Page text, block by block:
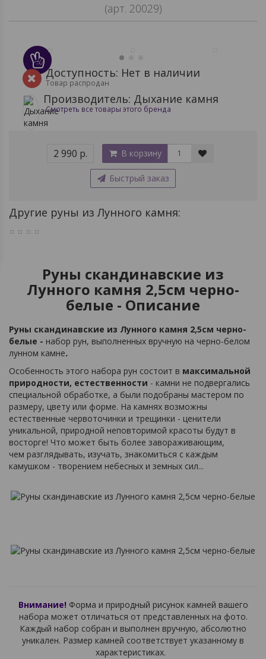
(арт. 20029)
Доступность: Нет в наличии
Товар распродан
Производитель: Дыхание камня
Смотреть все товары этого бренда
2 990 р. В корзину
Быстрый заказ
Другие руны из Лунного камня:
Руны скандинавские из
Лунного камня 2,5см черно-
белые - Описание
Руны скандинавские из Лунного камня 2,5см черно-
белые - набор рун, выполненных вручную на черно-белом
лунном камне.
Особенность этого набора рун состоит в максимальной
природности, естественности - камни не подвергались
специальной обработке, а были подобраны мастером по
размеру, цвету или форме. На камнях возможны
естественные червоточинки и трещинки - ценители
уникальной, природной неповторимой красоты будут в
восторге! Что может быть более завораживающим,
чем разглядывать, изучать, знакомиться с каждым
камушком - творением небесных и земных сил...
Внимание! Форма и природный рисунок камней вашего
набора может отличаться от представленных на фото.
Каждый набор собран и выполнен вручную, абсолютно
уникален. Размер камней соответствует указанному в
характеристиках.